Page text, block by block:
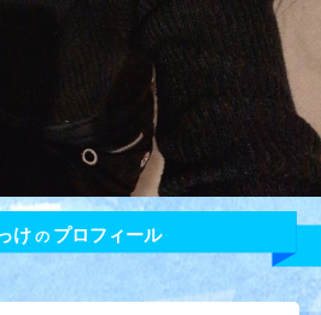
けの プロフィール